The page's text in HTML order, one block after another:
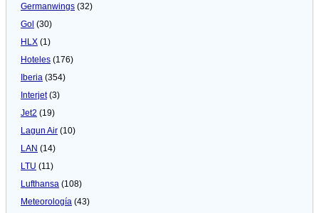
Germanwings (32)
Gol (30)
HLX (1)
Hoteles (176)
Iberia (354)
Interjet(3)
Jet2 (19)
Lagun Air (10)
LAN (14)
LTU (11)
Lufthansa (108)
Meteorologí­a (43)